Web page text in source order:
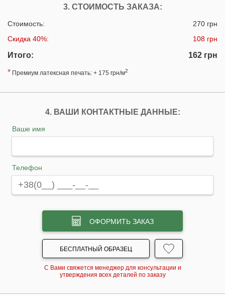
3. СТОИМОСТЬ ЗАКАЗА:
Стоимость:
270 грн
Скидка 40%:
108 грн
Итого:
162 грн
* Премиум латексная печать: + 175 грн/м2
4. ВАШИ КОНТАКТНЫЕ ДАННЫЕ:
Ваше имя
Телефон
ОФОРМИТЬ ЗАКАЗ
БЕСПЛАТНЫЙ ОБРАЗЕЦ
С Вами свяжется менеджер для консультации и
утверждения всех деталей по заказу